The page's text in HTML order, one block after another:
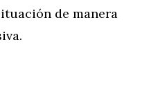
de manera